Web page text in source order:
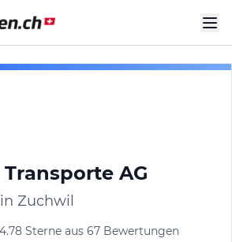
AG
Zuchwil
4.78 Sterne aus 67 Bewertungen